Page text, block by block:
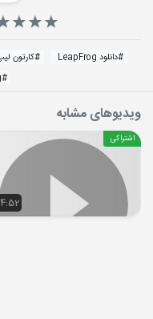
#دانلود LeapFrog #کارتون
#
ویدیوهای مشابه
اشتراکی